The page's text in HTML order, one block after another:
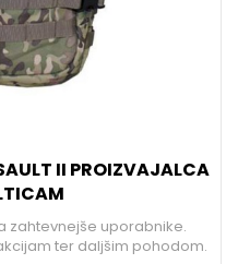
II PROIZVAJALCA
zahtevnejše uporabnike.
ter daljšim pohodom.